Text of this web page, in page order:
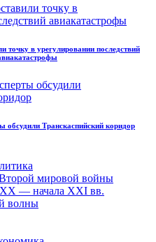
точку в урегулировании последствий
обсудили Транскаспийский коридор
мировой войны
XX — начала XXI вв.
волны